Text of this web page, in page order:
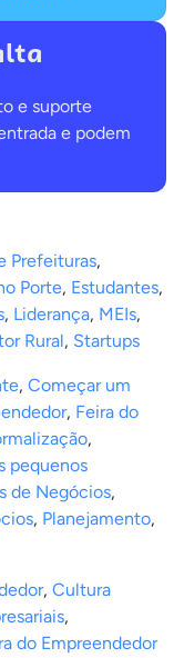
e suporte
e podem
Prefeituras,
Porte, Estudantes,
, Liderança, MEIs,
Rural, Startups
, Começar um
, Feira do
,
pequenos
de Negócios,
, Planejamento,
, Cultura
,
do Empreendedor